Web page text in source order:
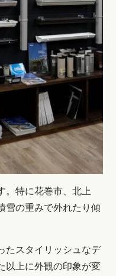
。特に花巻市、北上
雪の重みで外れたり傾
たスタイリッシュなデ
以上に外観の印象が変